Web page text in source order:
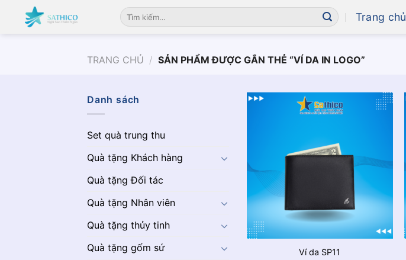
Chuyển
Tìm
kiếm:
Trang chủ
TRANG CHỦ / SẢN PHẨM ĐƯỢC GẮN THẺ “VÍ DA IN LOGO”
Danh sách
Set quà trung thu
Quà tặng Khách hàng
Quà tặng Đối tác
Quà tặng Nhân viên
Quà tặng thủy tinh
Quà tặng gốm sứ
Ví da SP11